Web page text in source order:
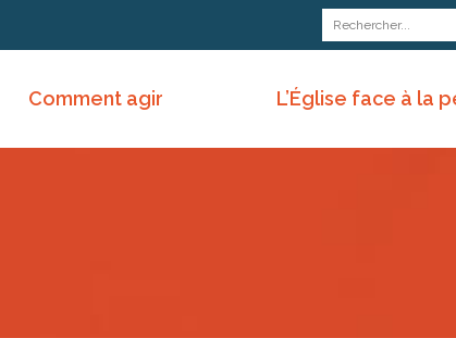
Comment agir L’Église face à la